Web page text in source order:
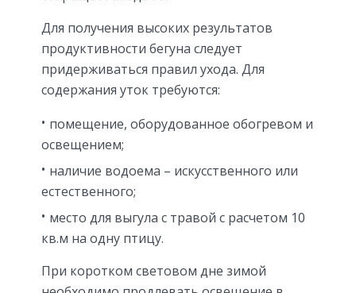
Для получения высоких результатов
продуктивности бегуна следует
придерживаться правил ухода. Для
содержания уток требуются:
помещение, оборудованное обогревом и
освещением;
наличие водоема – искусственного или
естественного;
место для выгула с травой с расчетом 10
кв.м на одну птицу.
При коротком световом дне зимой